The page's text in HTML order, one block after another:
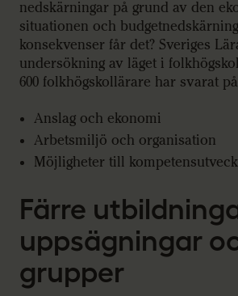
nedskärningar på grund av den
situationen och
konsekvenser får det? Sveriges
undersökning av läget i
600 folkhögskollärare har svarat
Anslag och ekonomi
Arbetsmiljö och organisation
Möjligheter till
Färre
uppsägningar
grupper